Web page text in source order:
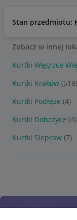
Stan przedmiotu:
Zobacz w innej
Kurtki Węgrzce
Kurtki Kraków (519)
Kurtki Podłęże (4)
Kurtki Dobczyce (4)
Kurtki Siepraw (7)